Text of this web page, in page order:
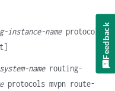
instance-nameprotocols
namerouting-
protocols mvpn route-
Feedback